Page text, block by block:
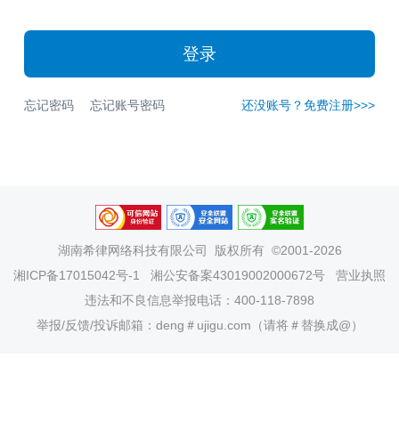
登录
忘记密码 忘记账号密码 还没账号？免费注册>>>
湖南希律网络科技有限公司
版权所有 ©2001-2026
湘ICP备17015042号-1
湘公安备案43019002000672号
营业执照
违法和不良信息举报电话：400-118-7898
举报/反馈/投诉邮箱：deng＃ujigu.com（请将＃替换成@）